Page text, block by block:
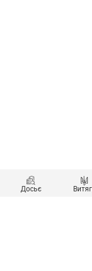
Досьє